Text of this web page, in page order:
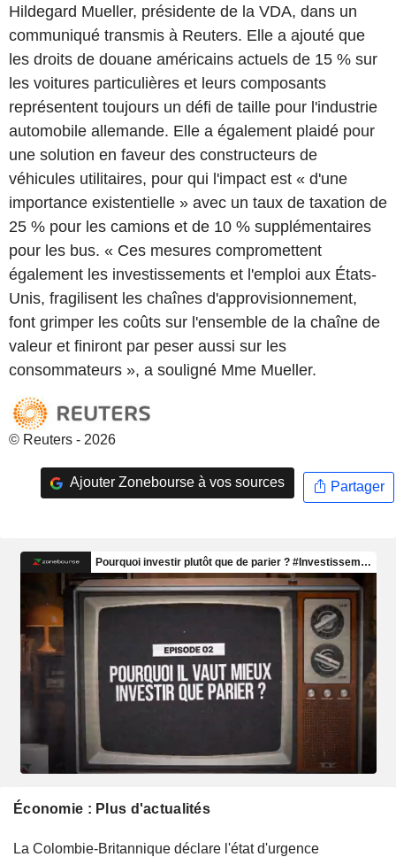
Hildegard Mueller, présidente de la VDA, dans un
communiqué transmis à Reuters. Elle a ajouté que
les droits de douane américains actuels de 15 % sur
les voitures particulières et leurs composants
représentent toujours un défi de taille pour l'industrie
automobile allemande. Elle a également plaidé pour
une solution en faveur des constructeurs de
véhicules utilitaires, pour qui l'impact est « d'une
importance existentielle » avec un taux de taxation de
25 % pour les camions et de 10 % supplémentaires
pour les bus. « Ces mesures compromettent
également les investissements et l'emploi aux États-
Unis, fragilisent les chaînes d'approvisionnement,
font grimper les coûts sur l'ensemble de la chaîne de
valeur et finiront par peser aussi sur les
consommateurs », a souligné Mme Mueller.
© Reuters - 2026
Ajouter Zonebourse à vos sources Partager
Économie : Plus d'actualités
La Colombie-Britannique déclare l'état d'urgence